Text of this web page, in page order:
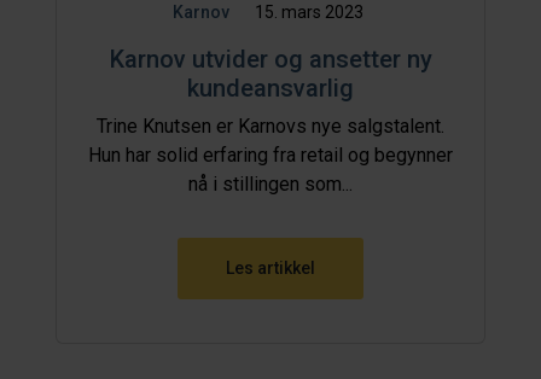
Karnov 15. mars 2023
Karnov utvider og ansetter ny
kundeansvarlig
Trine Knutsen er Karnovs nye salgstalent.
Hun har solid erfaring fra retail og begynner
nå i stillingen som...
Les artikkel